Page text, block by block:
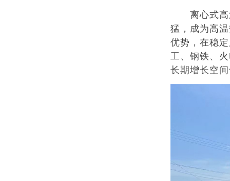
离心式高
猛，成为高
优势，在稳
工、钢铁、
长期增长空